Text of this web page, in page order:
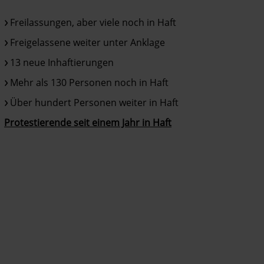
Freilassungen, aber viele noch in Haft
Freigelassene weiter unter Anklage
13 neue Inhaftierungen
Mehr als 130 Personen noch in Haft
Über hundert Personen weiter in Haft
Protestierende seit einem Jahr in Haft